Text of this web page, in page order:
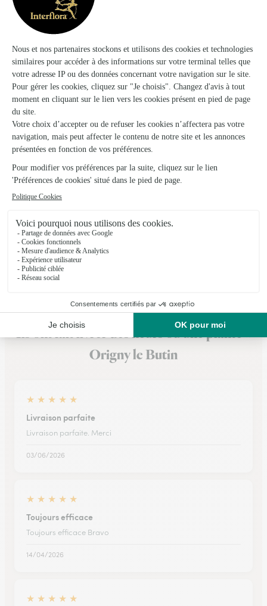
Au Petit Jardinier
Alencon
70, rue du Mans
Voir la boutique
O Mille et Une Fleur
Pre en Pail St Samson
★★★★★5 (26)
65, rue Aristide Briand
Voir la boutique
Ils ont fait livrer des fleurs ou une plante à
Origny le Butin
★ ★ ★ ★ ★
Livraison parfaite
Livraison parfaite. Merci
03/06/2026
★ ★ ★ ★ ★
Toujours efficace
Toujours efficace Bravo
14/04/2026
★ ★ ★ ★ ★